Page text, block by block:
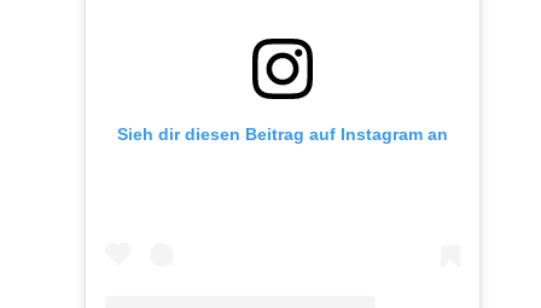
Sieh dir diesen Beitrag auf Instagram an